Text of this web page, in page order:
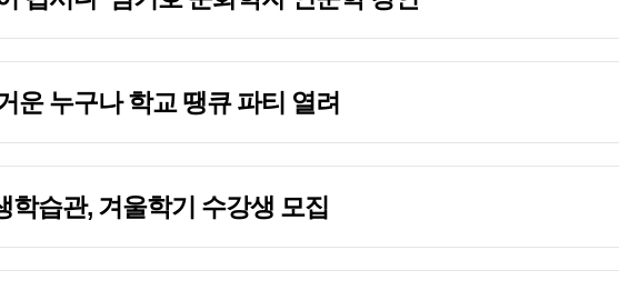
운 누구나 학교 땡큐 파티 열려
학습관, 겨울학기 수강생 모집